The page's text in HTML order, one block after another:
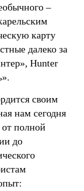
–
карту
далеко за
Hunter
своим
нам сегодня
полной
до